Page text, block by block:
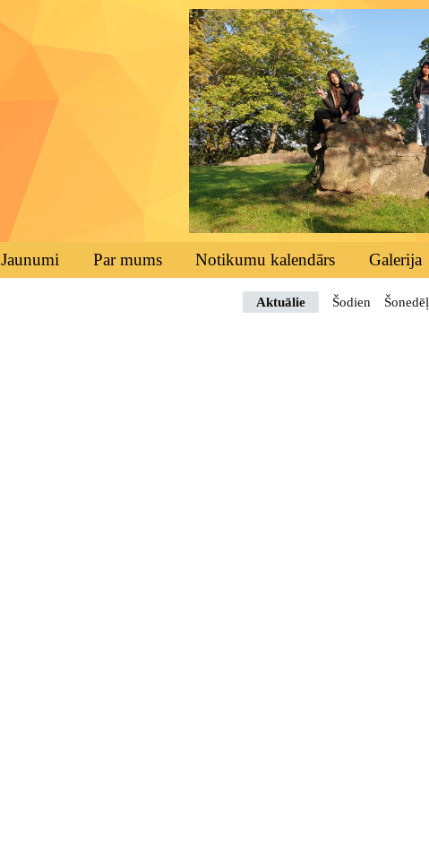
Jaunumi Par mums Notikumu kalendārs Galerija
Aktuālie Šodien Šonedēļ